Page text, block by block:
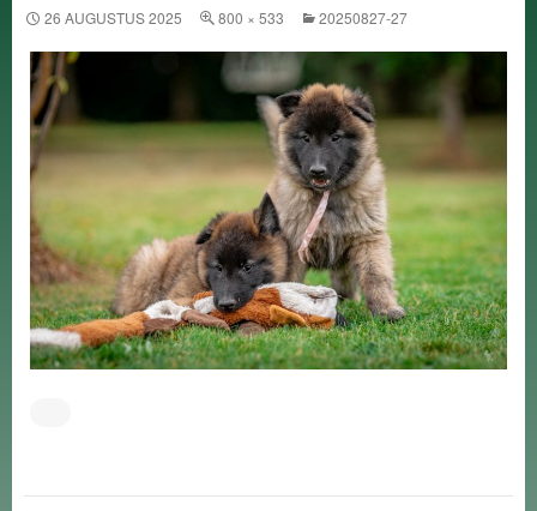
26 AUGUSTUS 2025 800 × 533 20250827-27